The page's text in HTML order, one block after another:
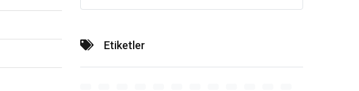
Etiketler